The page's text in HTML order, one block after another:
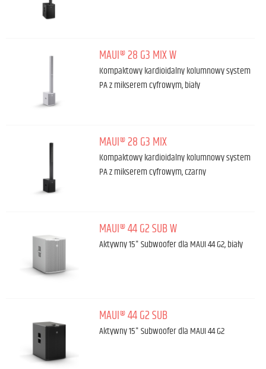
MAUI® 28 G3 MIX W
Kompaktowy kardioidalny kolumnowy system
PA z mikserem cyfrowym, biały
MAUI® 28 G3 MIX
Kompaktowy kardioidalny kolumnowy system
PA z mikserem cyfrowym, czarny
MAUI® 44 G2 SUB W
Aktywny 15" Subwoofer dla MAUI 44 G2, biały
MAUI® 44 G2 SUB
Aktywny 15" Subwoofer dla MAUI 44 G2